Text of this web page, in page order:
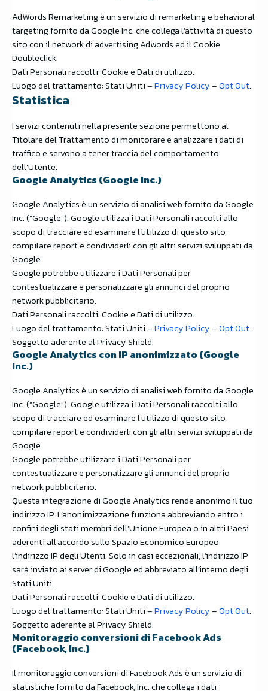
AdWords Remarketing è un servizio di remarketing e behavioral
targeting fornito da Google Inc. che collega l’attività di questo
sito con il network di advertising Adwords ed il Cookie
Doubleclick.
Dati Personali raccolti: Cookie e Dati di utilizzo.
Luogo del trattamento: Stati Uniti –Privacy Policy–Opt Out.
Statistica
I servizi contenuti nella presente sezione permettono al
Titolare del Trattamento di monitorare e analizzare i dati di
traffico e servono a tener traccia del comportamento
dell’Utente.
Google Analytics (Google Inc.)
Google Analytics è un servizio di analisi web fornito da Google
Inc. (“Google”). Google utilizza i Dati Personali raccolti allo
scopo di tracciare ed esaminare l’utilizzo di questo sito,
compilare report e condividerli con gli altri servizi sviluppati da
Google.
Google potrebbe utilizzare i Dati Personali per
contestualizzare e personalizzare gli annunci del proprio
network pubblicitario.
Dati Personali raccolti: Cookie e Dati di utilizzo.
Luogo del trattamento: Stati Uniti –Privacy Policy–Opt Out.
Soggetto aderente al Privacy Shield.
Google Analytics con IP anonimizzato (Google
Inc.)
Google Analytics è un servizio di analisi web fornito da Google
Inc. (“Google”). Google utilizza i Dati Personali raccolti allo
scopo di tracciare ed esaminare l’utilizzo di questo sito,
compilare report e condividerli con gli altri servizi sviluppati da
Google.
Google potrebbe utilizzare i Dati Personali per
contestualizzare e personalizzare gli annunci del proprio
network pubblicitario.
Questa integrazione di Google Analytics rende anonimo il tuo
indirizzo IP. L’anonimizzazione funziona abbreviando entro i
confini degli stati membri dell’Unione Europea o in altri Paesi
aderenti all’accordo sullo Spazio Economico Europeo
l’indirizzo IP degli Utenti. Solo in casi eccezionali, l’indirizzo IP
sarà inviato ai server di Google ed abbreviato all’interno degli
Stati Uniti.
Dati Personali raccolti: Cookie e Dati di utilizzo.
Luogo del trattamento: Stati Uniti –Privacy Policy–Opt Out.
Soggetto aderente al Privacy Shield.
Monitoraggio conversioni di Facebook Ads
(Facebook, Inc.)
Il monitoraggio conversioni di Facebook Ads è un servizio di
statistiche fornito da Facebook, Inc. che collega i dati